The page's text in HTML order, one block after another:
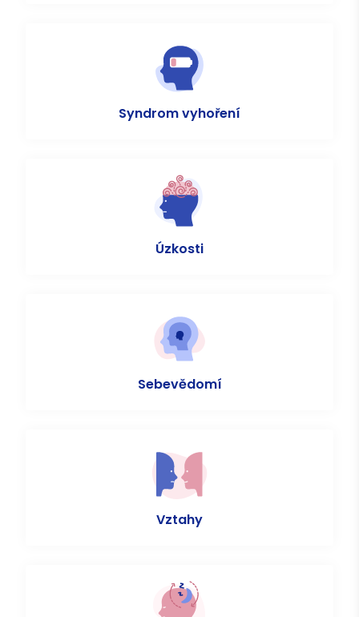
Syndrom vyhoření
Úzkosti
Sebevědomí
Vztahy